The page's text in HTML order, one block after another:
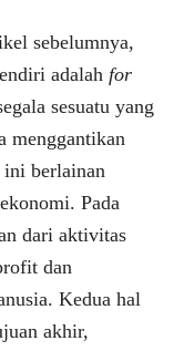
sebelumnya,
adalah for
sesuatu yang
menggantikan
berlainan
Pada
dari aktivitas
dan
Kedua hal
akhir,